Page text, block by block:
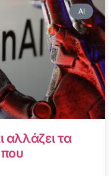
AI
αλλάζει τα